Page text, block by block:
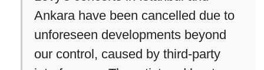
Ankara have been cancelled due to
unforeseen developments beyond
our control, caused by third-party